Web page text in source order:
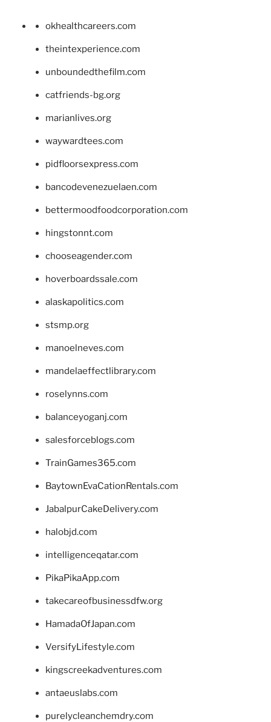
okhealthcareers.com
theintexperience.com
unboundedthefilm.com
catfriends-bg.org
marianlives.org
waywardtees.com
pidfloorsexpress.com
bancodevenezuelaen.com
bettermoodfoodcorporation.com
hingstonnt.com
chooseagender.com
hoverboardssale.com
alaskapolitics.com
stsmp.org
manoelneves.com
mandelaeffectlibrary.com
roselynns.com
balanceyoganj.com
salesforceblogs.com
TrainGames365.com
BaytownEvaCationRentals.com
JabalpurCakeDelivery.com
halobjd.com
intelligenceqatar.com
PikaPikaApp.com
takecareofbusinessdfw.org
HamadaOfJapan.com
VersifyLifestyle.com
kingscreekadventures.com
antaeuslabs.com
purelycleanchemdry.com